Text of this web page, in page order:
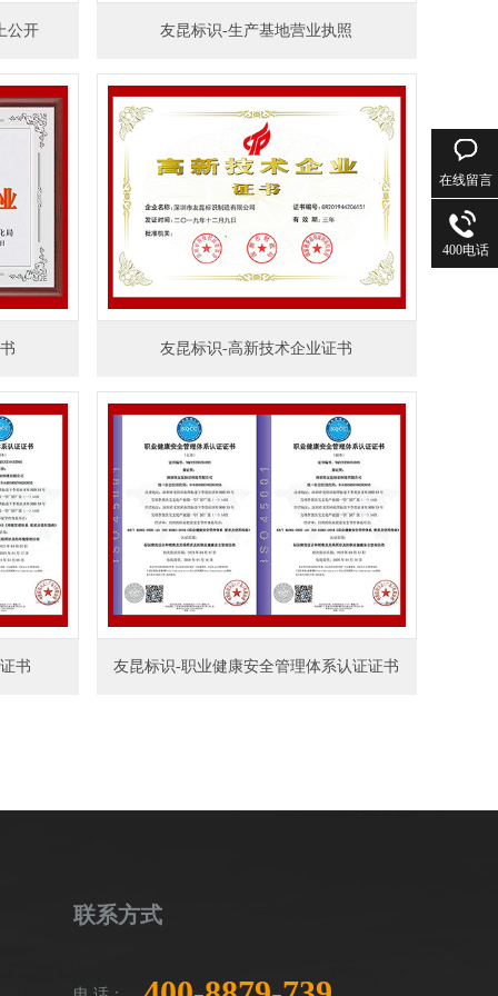
公开 友昆标识-生产基地营业执照
友昆标识-高新技术企业证书
书 友昆标识-职业健康安全管理体系认证证书
联系方式
在线留言
400电话